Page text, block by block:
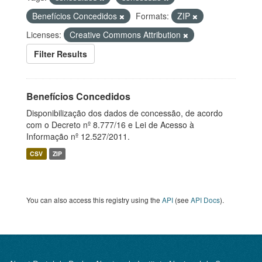
Benefícios Concedidos
Formats:
ZIP
Licenses:
Creative Commons Attribution
Filter Results
Benefícios Concedidos
Disponibilização dos dados de concessão, de acordo
com o Decreto nº 8.777/16 e Lei de Acesso à
Informação nº 12.527/2011.
CSV ZIP
You can also access this registry using the API (see API Docs).